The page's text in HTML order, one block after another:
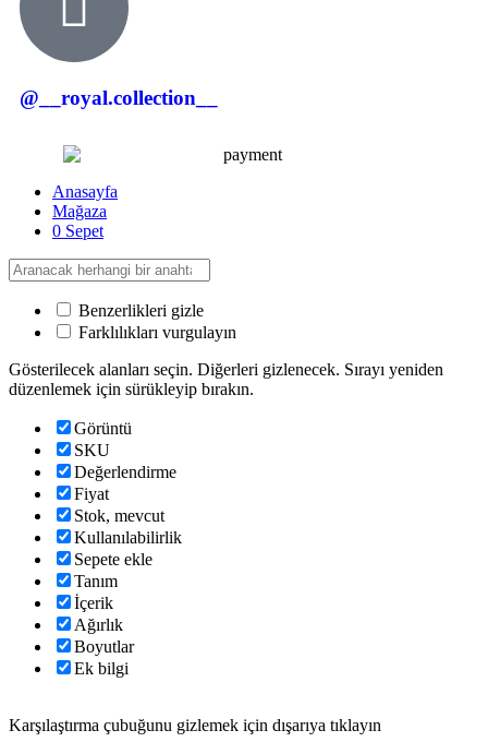
@__royal.collection__
Anasayfa
Mağaza
0 Sepet
Benzerlikleri gizle
Farklılıkları vurgulayın
Gösterilecek alanları seçin. Diğerleri gizlenecek. Sırayı yeniden
düzenlemek için sürükleyip bırakın.
Görüntü
SKU
Değerlendirme
Fiyat
Stok, mevcut
Kullanılabilirlik
Sepete ekle
Tanım
İçerik
Ağırlık
Boyutlar
Ek bilgi
Karşılaştırma çubuğunu gizlemek için dışarıya tıklayın